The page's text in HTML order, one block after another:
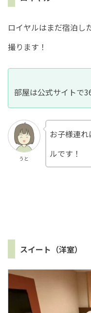
ロイヤルはまだ宿泊し
撮ります！
部屋は公式サイトで
うと
お子様連
ルです！
スイート（洋室）